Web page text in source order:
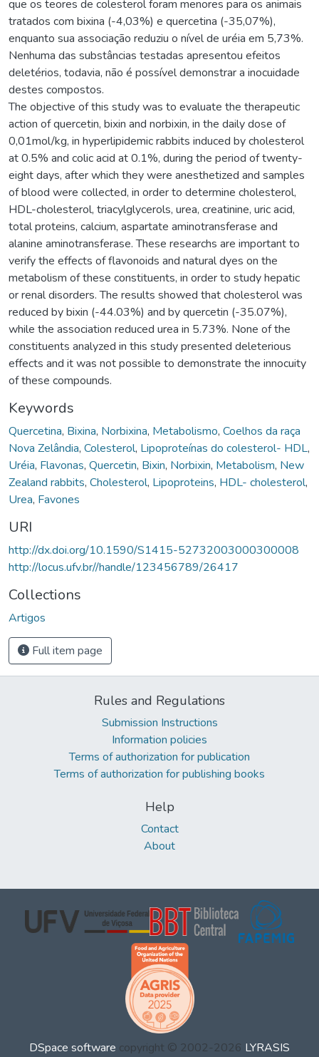
que os teores de colesterol foram menores para os animais
tratados com bixina (-4,03%) e quercetina (-35,07%),
enquanto sua associação reduziu o nível de uréia em 5,73%.
Nenhuma das substâncias testadas apresentou efeitos
deletérios, todavia, não é possível demonstrar a inocuidade
destes compostos.
The objective of this study was to evaluate the therapeutic
action of quercetin, bixin and norbixin, in the daily dose of
0,01mol/kg, in hyperlipidemic rabbits induced by cholesterol
at 0.5% and colic acid at 0.1%, during the period of twenty-
eight days, after which they were anesthetized and samples
of blood were collected, in order to determine cholesterol,
HDL-cholesterol, triacylglycerols, urea, creatinine, uric acid,
total proteins, calcium, aspartate aminotransferase and
alanine aminotransferase. These researchs are important to
verify the effects of flavonoids and natural dyes on the
metabolism of these constituents, in order to study hepatic
or renal disorders. The results showed that cholesterol was
reduced by bixin (-44.03%) and by quercetin (-35.07%),
while the association reduced urea in 5.73%. None of the
constituents analyzed in this study presented deleterious
effects and it was not possible to demonstrate the innocuity
of these compounds.
Keywords
Quercetina, Bixina, Norbixina, Metabolismo, Coelhos da raça
Nova Zelândia, Colesterol, Lipoproteínas do colesterol- HDL,
Uréia, Flavonas, Quercetin, Bixin, Norbixin, Metabolism, New
Zealand rabbits, Cholesterol, Lipoproteins, HDL- cholesterol,
Urea, Favones
URI
http://dx.doi.org/10.1590/S1415-52732003000300008
http://locus.ufv.br//handle/123456789/26417
Collections
Artigos
Full item page
Rules and Regulations
Submission Instructions
Information policies
Terms of authorization for publication
Terms of authorization for publishing books
Help
Contact
About
DSpace software copyright © 2002-2026 LYRASIS